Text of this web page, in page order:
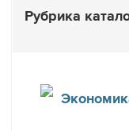
Рубрика